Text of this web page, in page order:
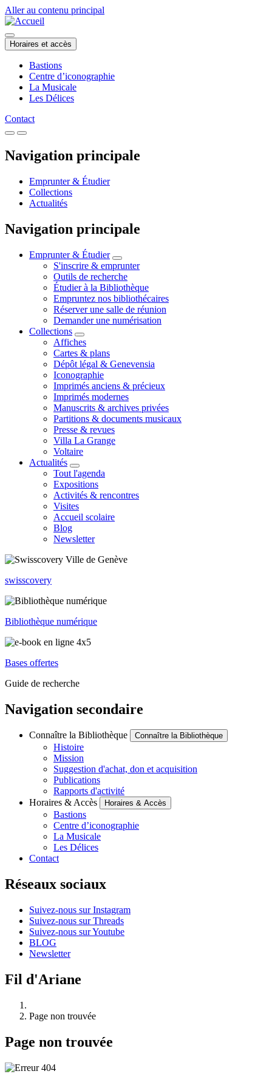
Aller au contenu principal
Horaires et accès
Bastions
Centre d’iconographie
La Musicale
Les Délices
Contact
Navigation principale
Emprunter & Étudier
Collections
Actualités
Navigation principale
Emprunter & Étudier
S'inscrire & emprunter
Outils de recherche
Étudier à la Bibliothèque
Empruntez nos bibliothécaires
Réserver une salle de réunion
Demander une numérisation
Collections
Affiches
Cartes & plans
Dépôt légal & Genevensia
Iconographie
Imprimés anciens & précieux
Imprimés modernes
Manuscrits & archives privées
Partitions & documents musicaux
Presse & revues
Villa La Grange
Voltaire
Actualités
Tout l'agenda
Expositions
Activités & rencontres
Visites
Accueil scolaire
Blog
Newsletter
swisscovery
Bibliothèque numérique
Bases offertes
Guide de recherche
Navigation secondaire
Connaître la Bibliothèque Connaître la Bibliothèque
Histoire
Mission
Suggestion d'achat, don et acquisition
Publications
Rapports d'activité
Horaires & Accès
Horaires & Accès
Bastions
Centre d’iconographie
La Musicale
Les Délices
Contact
Réseaux sociaux
Suivez-nous sur Instagram
Suivez-nous sur Threads
Suivez-nous sur Youtube
BLOG
Newsletter
Fil d'Ariane
Page non trouvée
Page non trouvée